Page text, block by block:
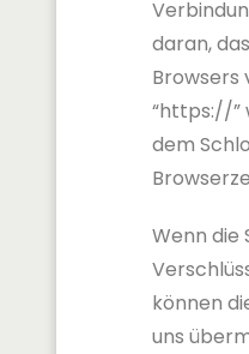
daran,
Browsers
“https://”
dem
Wenn die
können
uns